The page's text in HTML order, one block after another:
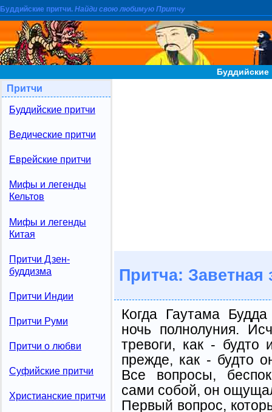
Буддийские притчи. Найди свою любимую Притчу
Буддийские
Притчи
Буддийские притчи
Ведические притчи
Еврейские притчи
Мифы и легенды
Кельтов
Мифы и легенды
Китая
Притчи Дзен-
буддизма
Притчи Индии
Притчи Руми
Притчи о любви
Суфийские притчи
Христианские притчи
Притча: Заветная
Когда Гаутама
ночь полнолуния.
тре­воги, как - будто
прежде, как - будто
Все вопросы,
сами собой, он
Первый вопрос,